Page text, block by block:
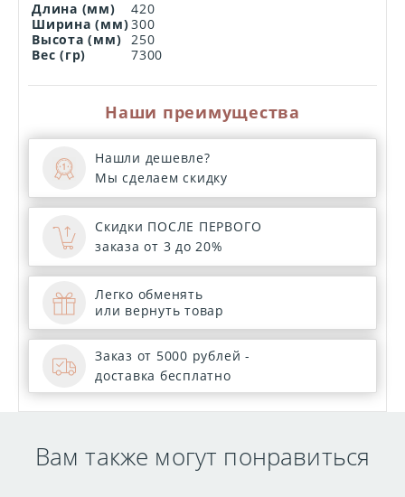
Длина (мм)
420
Ширина (мм)300
Высота (мм)
250
Вес (гр)
7300
Наши преимущества
Нашли дешевле?
Мы сделаем скидку
Скидки ПОСЛЕ ПЕРВОГО
заказа от 3 до 20%
Легко обменять
или вернуть товар
Заказ от 5000 рублей -
доставка бесплатно
Вам также могут понравиться